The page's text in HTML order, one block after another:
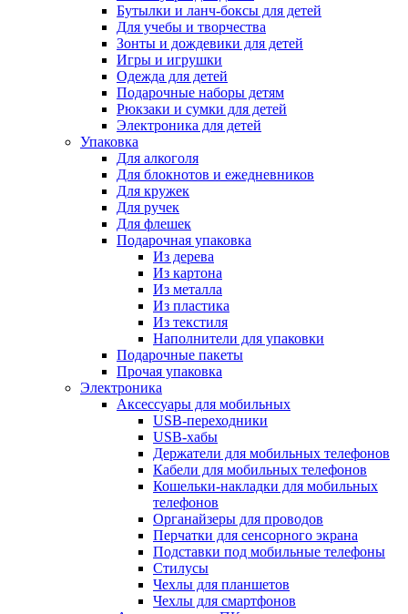
Бутылки и ланч-боксы для детей
Для учебы и творчества
Зонты и дождевики для детей
Игры и игрушки
Одежда для детей
Подарочные наборы детям
Рюкзаки и сумки для детей
Электроника для детей
Упаковка
Для алкоголя
Для блокнотов и ежедневников
Для кружек
Для ручек
Для флешек
Подарочная упаковка
Из дерева
Из картона
Из металла
Из пластика
Из текстиля
Наполнители для упаковки
Подарочные пакеты
Прочая упаковка
Электроника
Аксессуары для мобильных
USB-переходники
USB-хабы
Держатели для мобильных телефонов
Кабели для мобильных телефонов
Кошельки-накладки для мобильных
телефонов
Органайзеры для проводов
Перчатки для сенсорного экрана
Подставки под мобильные телефоны
Стилусы
Чехлы для планшетов
Чехлы для смартфонов